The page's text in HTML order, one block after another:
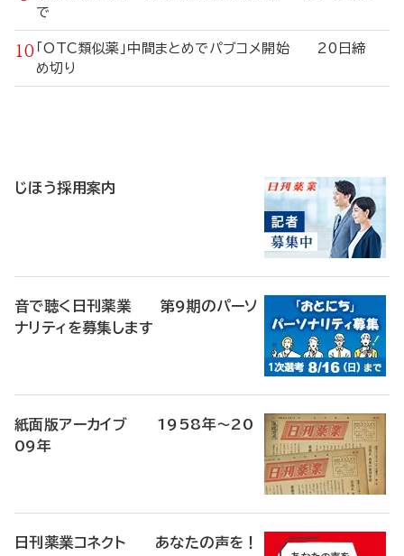
で
「OTC類似薬」中間まとめでパブコメ開始 20日締
め切り
じほう採用案内
音で聴く日刊薬業 第9期のパーソ
ナリティを募集します
紙面版アーカイブ 1958年～20
09年
日刊薬業コネクト あなたの声を！